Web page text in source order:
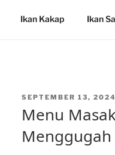
Ikan Kakap Ikan
POSTED
SEPTEMBER 13, 2024
Menu
Menggugah